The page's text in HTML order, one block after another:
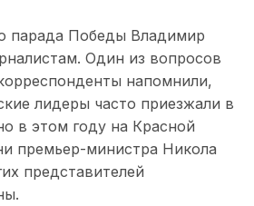
парада Победы Владимир
Один из вопросов
напомнили,
лидеры часто приезжали в
в этом году на Красной
премьер-министра Никола
представителей